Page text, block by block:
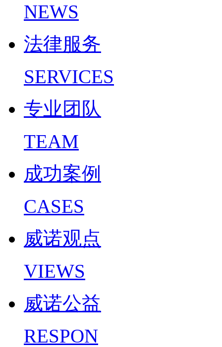
NEWS
法律服务
SERVICES
专业团队
TEAM
成功案例
CASES
威诺观点
VIEWS
威诺公益
RESPON